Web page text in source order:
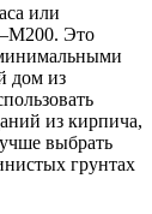
или
Это
дом из
из кирпича,
выбрать
грунтах